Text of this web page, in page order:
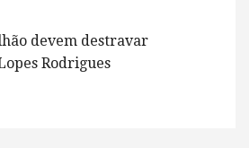
devem destravar
Rodrigues